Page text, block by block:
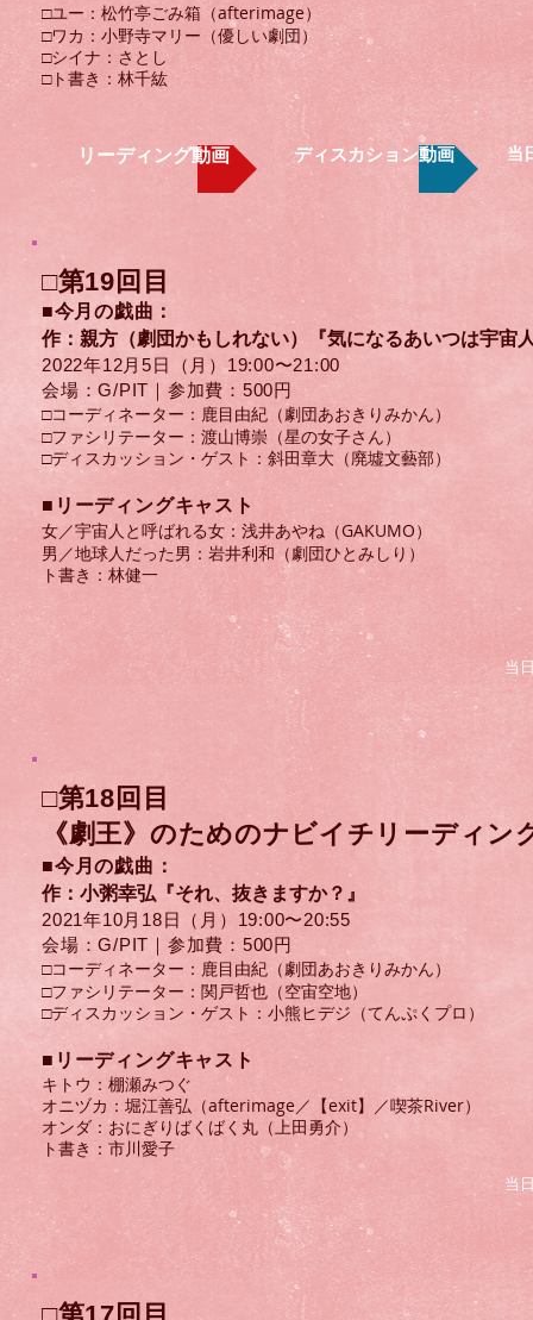
□ユー：松竹亭ごみ箱​（afterimage）
□ワカ：小野寺マリー（優しい劇団）
□シイナ：さとし
□ト書き：林千紘
リーディング動画 ディスカション動画 当
□第19回目
■今月の戯曲：
作：親方 （劇団かもしれない）『気になるあいつは宇宙
2022年12月5日（月）​19:00〜21:00
会場：G/PIT｜参加費：500円
□コーディネーター：鹿目由紀（劇団あおきりみかん）
□ファシリテーター：渡山博崇（星の女子さん）
​□ディスカッション・ゲスト：斜田章大（廃墟文藝部）
​■リーディングキャスト
女／宇宙人と呼ばれる女：浅井あやね（GAKUMO）
男／地球人だった男：岩井利和（劇団ひとみしり）
ト書き：林健一
当
□第18回目
《劇王》のためのナビイチリーディン
■今月の戯曲：
作：小粥幸弘『それ、抜きますか？』
2021年10月18日（月）​19:00〜20:55
会場：G/PIT｜参加費：500円
□コーディネーター：鹿目由紀（劇団あおきりみかん）
□ファシリテーター：関戸哲也（空宙空地）
​□ディスカッション・ゲスト：小熊ヒデジ（てんぷくプロ）
​■リーディングキャスト
キトウ：棚瀬みつぐ
オニヅカ：堀江善弘（afterimage／【exit】／喫茶River）
オンダ：おにぎりばくばく丸（上田勇介）
ト書き：市川愛子
当